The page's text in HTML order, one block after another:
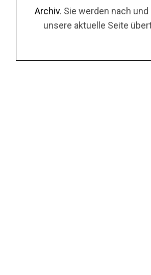
Archiv. Sie werden nach
unsere aktuelle Seite